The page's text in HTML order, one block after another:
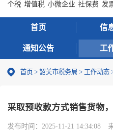
个税 增值税 小微企业 社保费 发
首页 信
通知公告 工
首页 > 韶关市税务局 > 工作动态
采取预收款方式销售货物
发布时间： 2025-11-21 14:34:08